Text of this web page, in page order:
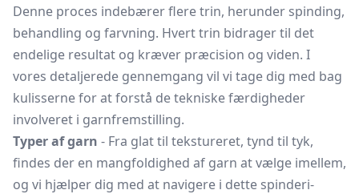
Denne proces indebærer flere trin, herunder spinding,
behandling og farvning. Hvert trin bidrager til det
endelige resultat og kræver præcision og viden. I
vores detaljerede gennemgang vil vi tage dig med bag
kulisserne for at forstå de tekniske færdigheder
involveret i garnfremstilling.
Typer af garn - Fra glat til tekstureret, tynd til tyk,
findes der en mangfoldighed af garn at vælge imellem,
og vi hjælper dig med at navigere i dette spinderi-